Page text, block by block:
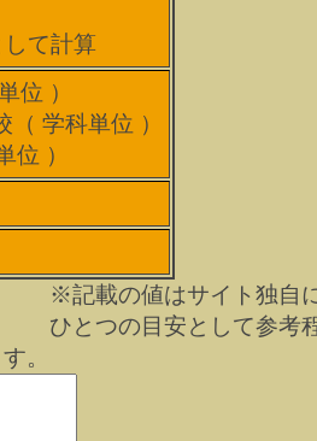
て計算
位 ）
学科単位 ）
）
※記載の値はサイト独自
ひとつの目安として参考
。